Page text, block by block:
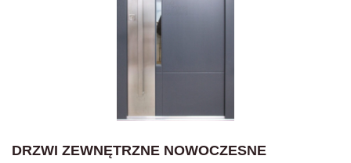
DRZWI ZEWNĘTRZNE NOWOCZESNE